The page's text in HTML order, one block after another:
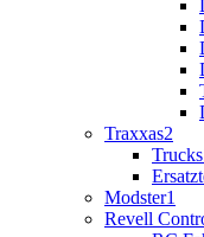
Traxxas2
Trucks
Modster1
Revell